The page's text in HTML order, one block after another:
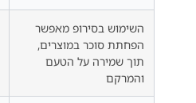
השימוש בסירופ מאפשר
הפחתת סוכר במוצרים,
תוך שמירה על הטעם
והמרקם